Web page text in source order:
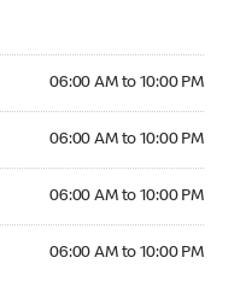
06:00 AM to 10:00 PM
06:00 AM to 10:00 PM
06:00 AM to 10:00 PM
06:00 AM to 10:00 PM